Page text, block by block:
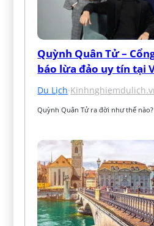
Quỳnh Quân Tử –
báo lừa đảo uy tín tại
Du Lịch·
Quỳnh Quân Tử ra đời như thế